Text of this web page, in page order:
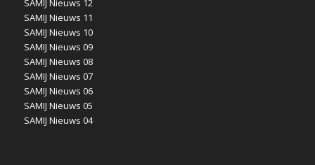
SAMIJ Nieuws 12
SAMIJ Nieuws 11
SAMIJ Nieuws 10
SAMIJ Nieuws 09
SAMIJ Nieuws 08
SAMIJ Nieuws 07
SAMIJ Nieuws 06
SAMIJ Nieuws 05
SAMIJ Nieuws 04